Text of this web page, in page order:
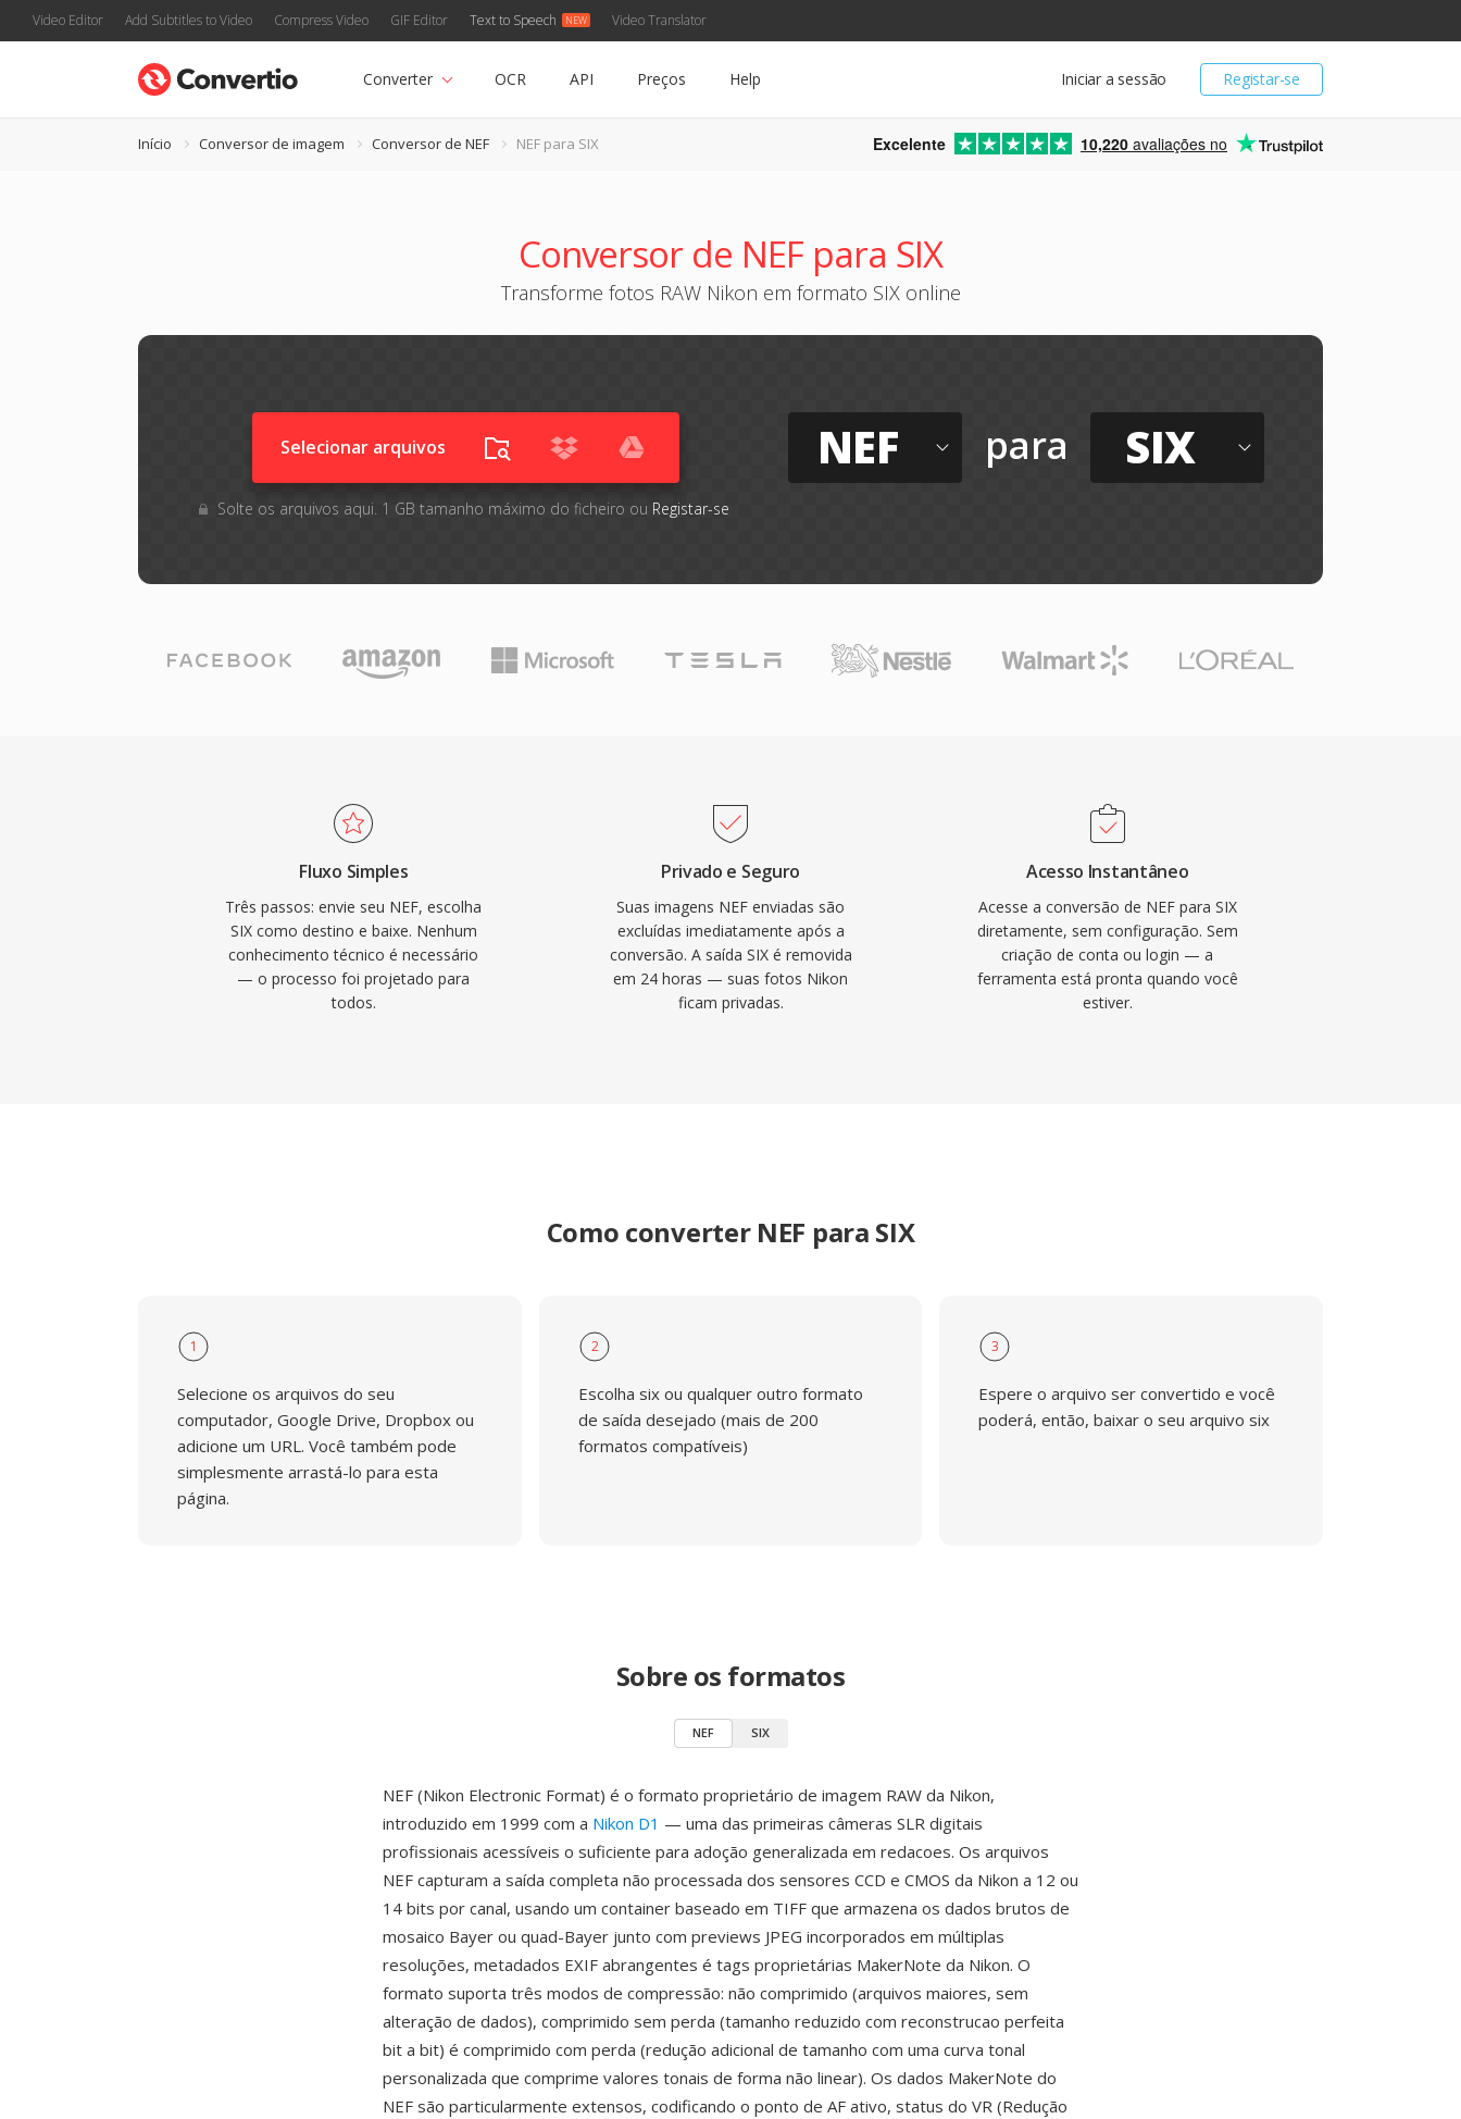
Video Editor Add Subtitles to Video Compress Video GIF Editor Text to Speech Video Translator
Registar-se
Iniciar a sessão
Converter OCR API Preços Help
Início Conversor de imagem Conversor de NEF NEF para SIX Excelente 10,220 avaliações no
Conversor de NEF para SIX
Transforme fotos RAW Nikon em formato SIX online
Selecionar arquivos
Solte os arquivos aqui. 1 GB tamanho máximo do ficheiro ou Registar-se
NEF para SIX
Fluxo Simples
Três passos: envie seu NEF, escolha
SIX como destino e baixe. Nenhum
conhecimento técnico é necessário
— o processo foi projetado para
todos.
Privado e Seguro
Suas imagens NEF enviadas são
excluídas imediatamente após a
conversão. A saída SIX é removida
em 24 horas — suas fotos Nikon
ficam privadas.
Acesso Instantâneo
Acesse a conversão de NEF para SIX
diretamente, sem configuração. Sem
criação de conta ou login — a
ferramenta está pronta quando você
estiver.
Como converter NEF para SIX
1
Selecione os arquivos do seu
computador, Google Drive, Dropbox ou
adicione um URL. Você também pode
simplesmente arrastá-lo para esta
página.
2
Escolha six ou qualquer outro formato
de saída desejado (mais de 200
formatos compatíveis)
3
Espere o arquivo ser convertido e você
poderá, então, baixar o seu arquivo six
Sobre os formatos
NEF SIX
NEF (Nikon Electronic Format) é o formato proprietário de imagem RAW da Nikon,
introduzido em 1999 com a Nikon D1 — uma das primeiras câmeras SLR digitais
profissionais acessíveis o suficiente para adoção generalizada em redacoes. Os arquivos
NEF capturam a saída completa não processada dos sensores CCD e CMOS da Nikon a 12 ou
14 bits por canal, usando um container baseado em TIFF que armazena os dados brutos de
mosaico Bayer ou quad-Bayer junto com previews JPEG incorporados em múltiplas
resoluções, metadados EXIF abrangentes é tags proprietárias MakerNote da Nikon. O
formato suporta três modos de compressão: não comprimido (arquivos maiores, sem
alteração de dados), comprimido sem perda (tamanho reduzido com reconstrucao perfeita
bit a bit) é comprimido com perda (redução adicional de tamanho com uma curva tonal
personalizada que comprime valores tonais de forma não linear). Os dados MakerNote do
NEF são particularmente extensos, codificando o ponto de AF ativo, status do VR (Redução